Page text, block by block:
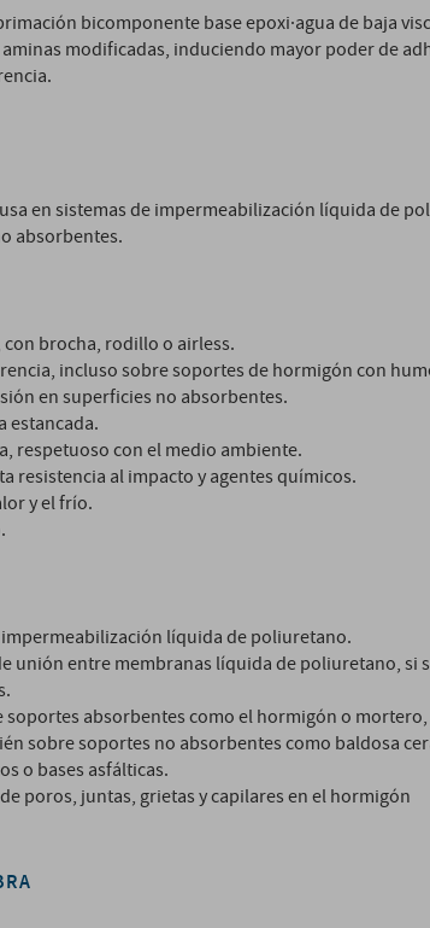
bicomponente base epoxi·agua de baja
modificadas, induciendo mayor poder de
en sistemas de impermeabilización líquida de
absorbentes.
con brocha, rodillo o airless.
incluso sobre soportes de hormigón con
en superficies no absorbentes.
estancada.
respetuoso con el medio ambiente.
resistencia al impacto y agentes químicos.
y el frío.
impermeabilización líquida de poliuretano.
unión entre membranas líquida de poliuretano, si
soportes absorbentes como el hormigón o
sobre soportes no absorbentes como baldosa
o bases asfálticas.
poros, juntas, grietas y capilares en el hormigón